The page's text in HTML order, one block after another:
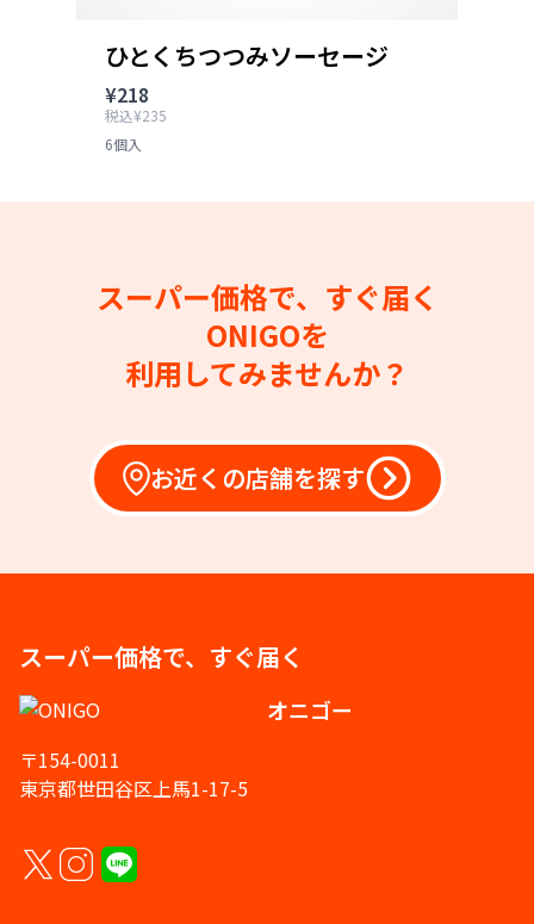
ひとくちつつみソーセージ
¥218
税込¥235
6個入
スーパー価格で、すぐ届く
ONIGOを
利用してみませんか？
お近くの店舗を探す
スーパー価格で、すぐ届く
オニゴー
〒154-0011
東京都世田谷区上馬1-17-5